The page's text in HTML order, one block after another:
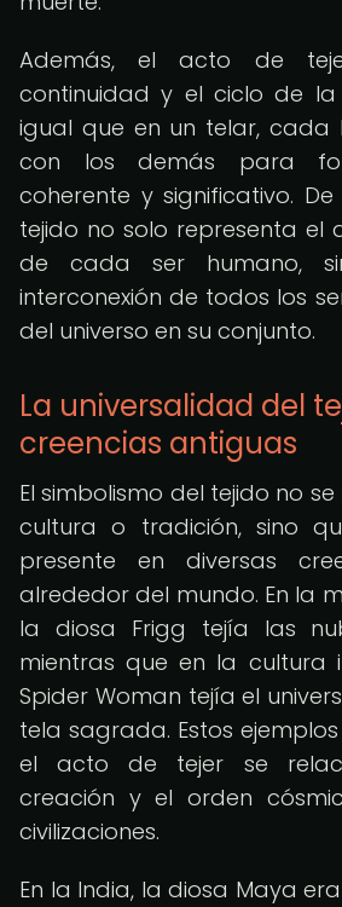
Además, el acto de
continuidad y el ciclo de
igual que en un telar, cada
con los demás para
coherente y significativo.
tejido no solo representa el
de cada ser humano,
interconexión de todos los
del universo en su conjunto.
La universalidad del
creencias antiguas
El simbolismo del tejido no
cultura o tradición, sino
presente en diversas
alrededor del mundo. En la
la diosa Frigg tejía las
mientras que en la cultura
Spider Woman tejía el
tela sagrada. Estos
el acto de tejer se
creación y el orden
civilizaciones.
En la India, la diosa Maya